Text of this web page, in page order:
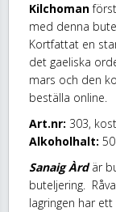
Kilchoman
med denna
Kortfattat en
det gaeliska
mars och den
beställa online.
Art.nr: 303,
Alkoholhalt:
Sanaig Àrdär
buteljering.
lagringen har